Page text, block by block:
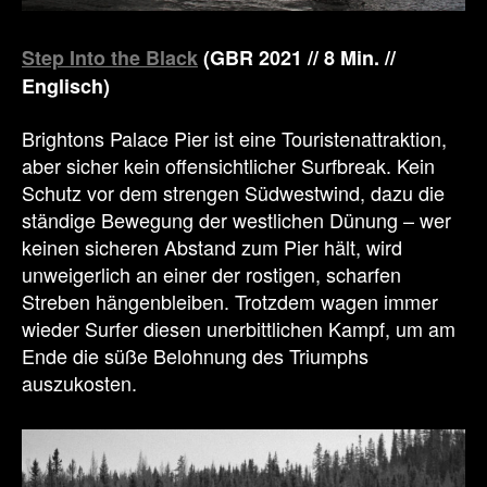
Step Into the Black(GBR 2021 // 8 Min. //
Englisch)
Brightons Palace Pier ist eine Touristenattraktion,
aber sicher kein offensichtlicher Surfbreak. Kein
Schutz vor dem strengen Südwestwind, dazu die
ständige Bewegung der westlichen Dünung – wer
keinen sicheren Abstand zum Pier hält, wird
unweigerlich an einer der rostigen, scharfen
Streben hängenbleiben. Trotzdem wagen immer
wieder Surfer diesen unerbittlichen Kampf, um am
Ende die süße Belohnung des Triumphs
auszukosten.